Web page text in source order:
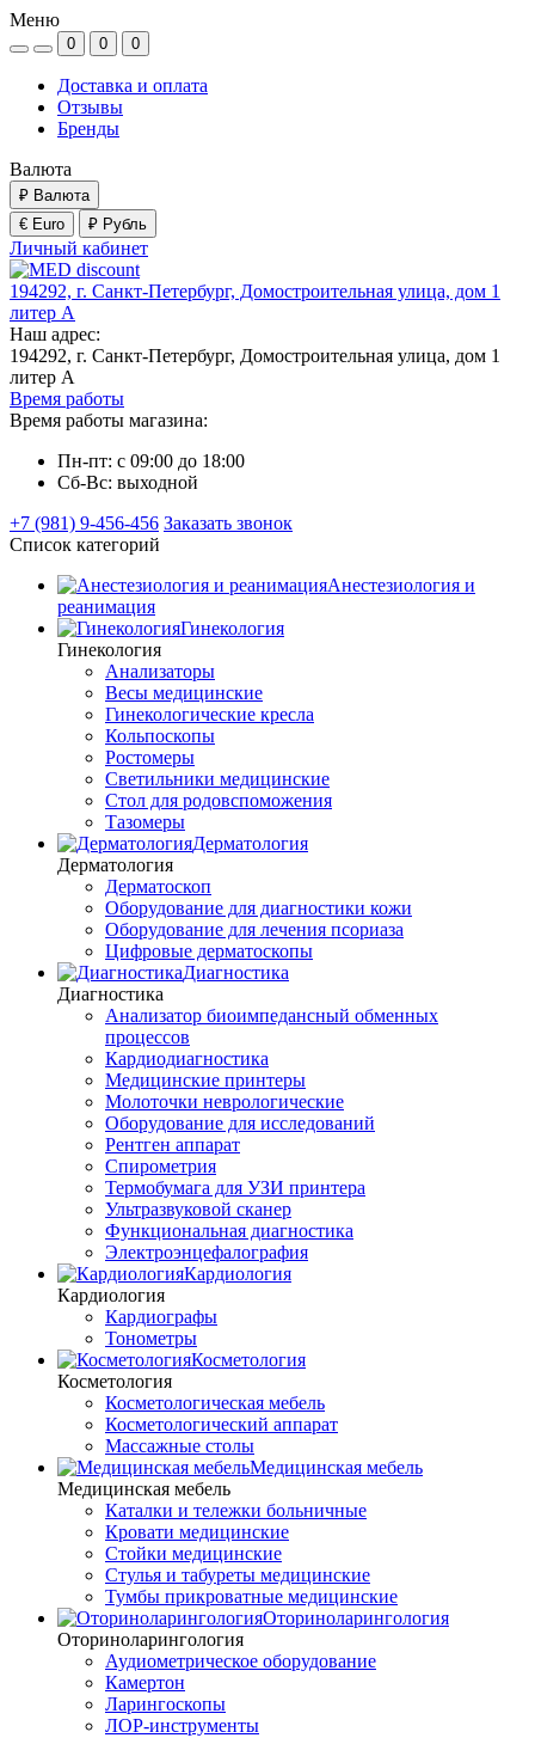
Меню
0 0 0
Доставка и оплата
Отзывы
Бренды
Валюта
₽ Валюта
€ Euro
₽ Рубль
Личный кабинет
194292, г. Санкт-Петербург, Домостроительная улица, дом 1
литер А
Наш адрес:
194292, г. Санкт-Петербург, Домостроительная улица, дом 1
литер А
Время работы
Время работы магазина:
Пн-пт: с 09:00 до 18:00
Сб-Вс: выходной
+7 (981) 9-456-456 Заказать звонок
Список категорий
Анестезиология и
реанимация
Гинекология
Гинекология
Анализаторы
Весы медицинские
Гинекологические кресла
Кольпоскопы
Ростомеры
Светильники медицинские
Стол для родовспоможения
Тазомеры
Дерматология
Дерматология
Дерматоскоп
Оборудование для диагностики кожи
Оборудование для лечения псориаза
Цифровые дерматоскопы
Диагностика
Диагностика
Анализатор биоимпедансный обменных
процессов
Кардиодиагностика
Медицинские принтеры
Молоточки неврологические
Оборудование для исследований
Рентген аппарат
Спирометрия
Термобумага для УЗИ принтера
Ультразвуковой сканер
Функциональная диагностика
Электроэнцефалография
Кардиология
Кардиология
Кардиографы
Тонометры
Косметология
Косметология
Косметологическая мебель
Косметологический аппарат
Массажные столы
Медицинская мебель
Медицинская мебель
Каталки и тележки больничные
Кровати медицинские
Стойки медицинские
Стулья и табуреты медицинские
Тумбы прикроватные медицинские
Оториноларингология
Оториноларингология
Аудиометрическое оборудование
Камертон
Ларингоскопы
ЛОР-инструменты